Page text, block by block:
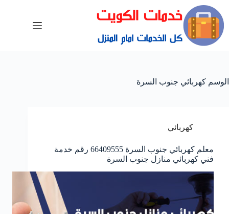
الوسم كهربائي جنوب السرة
كهربائي
معلم كهربائي جنوب السرة 66409555 رقم خدمة
فني كهربائي منازل جنوب السرة